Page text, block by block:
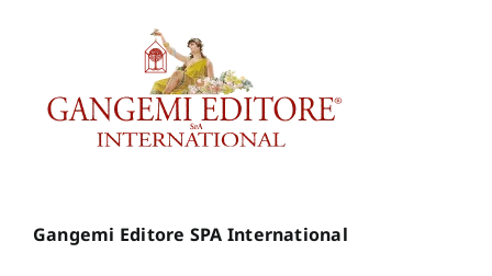
Gangemi Editore SPA International